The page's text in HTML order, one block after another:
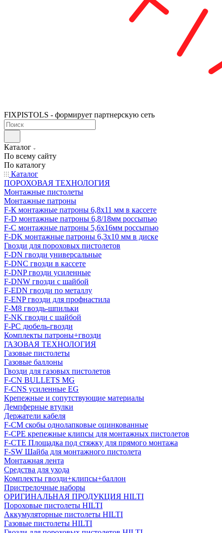
FIXPISTOLS - формирует партнерскую сеть
Каталог
По всему сайту
По каталогу
Каталог
ПОРОХОВАЯ ТЕХНОЛОГИЯ
Монтажные пистолеты
Монтажные патроны
F-К монтажные патроны 6,8х11 мм в кассете
F-D монтажные патроны 6,8/18мм россыпью
F-C монтажные патроны 5,6х16мм россыпью
F-DK монтажные патроны 6,3х10 мм в диске
Гвозди для пороховых пистолетов
F-DN гвозди универсальные
F-DNC гвозди в кассете
F-DNP гвозди усиленные
F-DNW гвозди с шайбой
F-EDN гвозди по металлу
F-ENP гвозди для профнастила
F-M8 гвоздь-шпильки
F-NK гвозди с шайбой
F-PC дюбель-гвозди
Комплекты патроны+гвозди
ГАЗОВАЯ ТЕХНОЛОГИЯ
Газовые пистолеты
Газовые баллоны
Гвозди для газовых пистолетов
F-CN BULLETS MG
F-CNS усиленные EG
Крепежные и сопутствующие материалы
Демпферные втулки
Держатели кабеля
F-CM скобы однолапковые оцинкованные
F-CPE крепежные клипсы для монтажных пистолетов
F-CTE Площадка под стяжку для прямого монтажа
F-SW Шайба для монтажного пистолета
Монтажная лента
Средства для ухода
Комплекты гвозди+клипсы+баллон
Пристрелочные наборы
ОРИГИНАЛЬНАЯ ПРОДУКЦИЯ HILTI
Пороховые пистолеты HILTI
Аккумуляторные пистолеты HILTI
Газовые пистолеты HILTI